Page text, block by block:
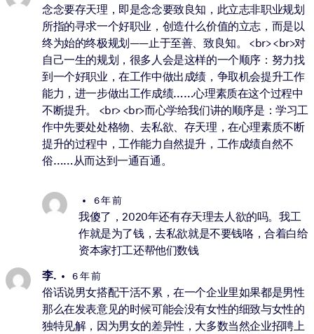
念念要存天理，即是念念要致良知，此立志非职业规划
所指的寻求一个好职业，创造什么价值的立志，而是以
终为始的终极规划——止于至善、致良知。 <br> <br>对
自己一生的规划，很多人会是这样的一个顺序：努力找
到一个好职业，在工作中做出成绩，争取机会提升工作
能力，进一步做出工作成绩……心理素质在这个过程中
不断提升。 <br> <br>而心学给我们讲的顺序是：学习工
作中先要处处格物、去私欲、存天理，在心理素质不断
提升的过程中，工作能力自然提升，工作成绩自然不
俗……从而达到一通百通。
6 年 前
我傻了，2020年还有存天理去人欲的吗。我工
作就是为了钱，去私欲就是不要钱咯，合着白给
资本家打工还帮他们数钱
李.
6 年 前
俗话说男女搭配干活不累，在一个企业里如果都是男性
那么在发表意见的时候可能会没有女性的细致与女性的
独特见解，因为男女的差异性，大多数当然企业招聘上